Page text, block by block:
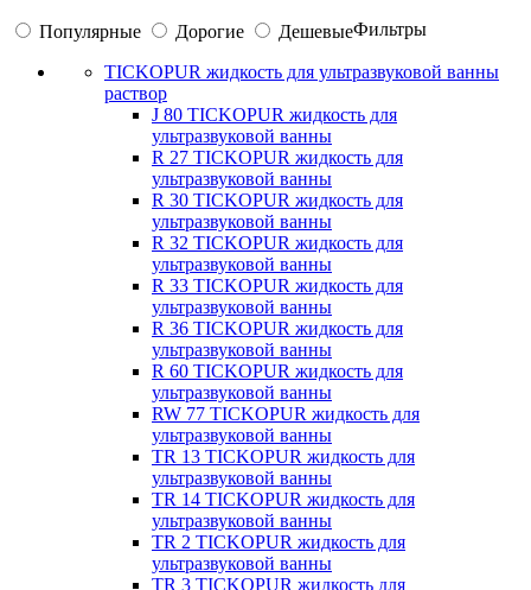
Популярные Дорогие ДешевыеФильтры
TICKOPUR жидкость для ультразвуковой ванны
раствор
J 80 TICKOPUR жидкость для
ультразвуковой ванны
R 27 TICKOPUR жидкость для
ультразвуковой ванны
R 30 TICKOPUR жидкость для
ультразвуковой ванны
R 32 TICKOPUR жидкость для
ультразвуковой ванны
R 33 TICKOPUR жидкость для
ультразвуковой ванны
R 36 TICKOPUR жидкость для
ультразвуковой ванны
R 60 TICKOPUR жидкость для
ультразвуковой ванны
RW 77 TICKOPUR жидкость для
ультразвуковой ванны
TR 13 TICKOPUR жидкость для
ультразвуковой ванны
TR 14 TICKOPUR жидкость для
ультразвуковой ванны
TR 2 TICKOPUR жидкость для
ультразвуковой ванны
TR 3 TICKOPUR жидкость для